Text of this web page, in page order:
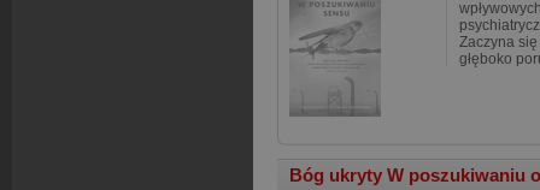
Zaczyna
głęboko
Bóg ukryty W poszukiwaniu